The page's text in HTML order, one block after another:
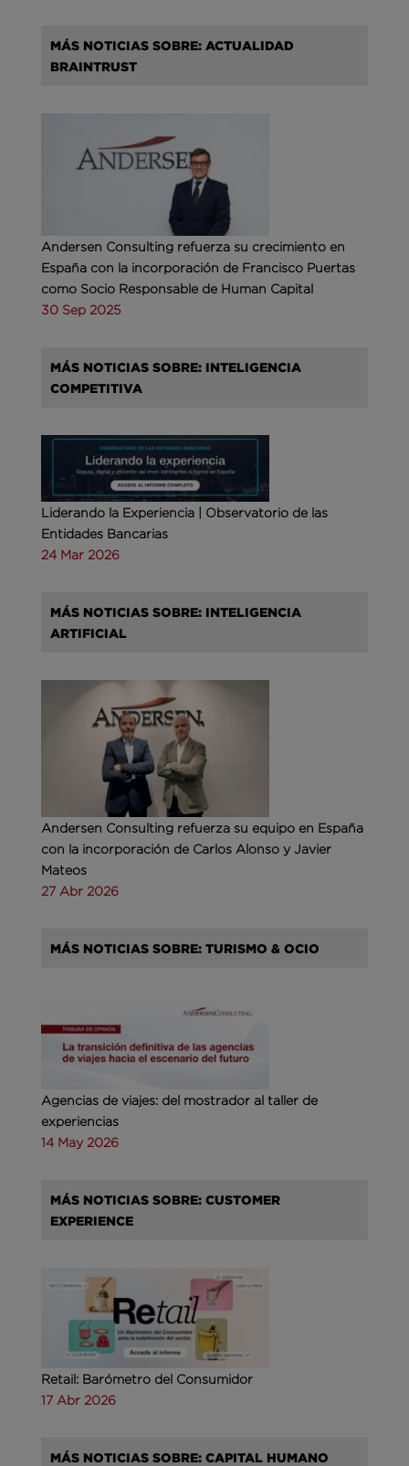
MÁS NOTICIAS SOBRE: ACTUALIDAD
BRAINTRUST
Andersen Consulting refuerza su crecimiento en
España con la incorporación de Francisco Puertas
como Socio Responsable de Human Capital
30 Sep 2025
MÁS NOTICIAS SOBRE: INTELIGENCIA
COMPETITIVA
Liderando la Experiencia | Observatorio de las
Entidades Bancarias
24 Mar 2026
MÁS NOTICIAS SOBRE: INTELIGENCIA
ARTIFICIAL
Andersen Consulting refuerza su equipo en España
con la incorporación de Carlos Alonso y Javier
Mateos
27 Abr 2026
MÁS NOTICIAS SOBRE: TURISMO & OCIO
Agencias de viajes: del mostrador al taller de
experiencias
14 May 2026
MÁS NOTICIAS SOBRE: CUSTOMER
EXPERIENCE
Retail: Barómetro del Consumidor
17 Abr 2026
MÁS NOTICIAS SOBRE: CAPITAL HUMANO